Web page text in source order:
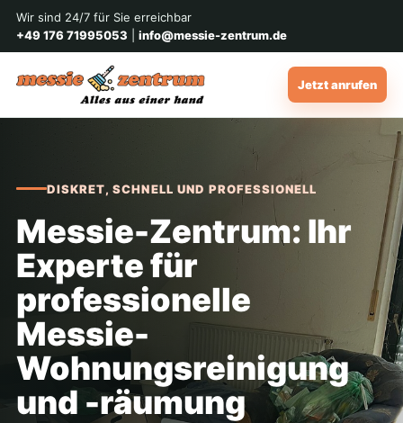
Wir sind 24/7 für Sie erreichbar
+49 176 71995053
info@messie-zentrum.de
Jetzt anrufen
DISKRET, SCHNELL UND PROFESSIONELL
Messie-Zentrum: Ihr
Experte für
professionelle
Messie-
Wohnungsreinigung
und -räumung